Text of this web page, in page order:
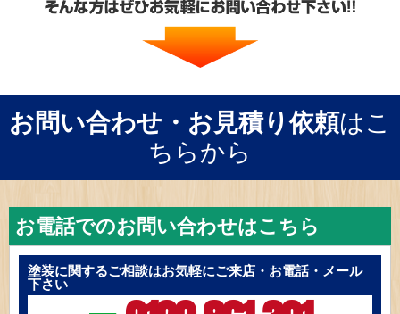
お問い合わせ・お見積り依頼はこ
ちらから
お電話でのお問い合わせはこちら
塗装に関するご相談はお気軽にご来店・お電話・メール
下さい